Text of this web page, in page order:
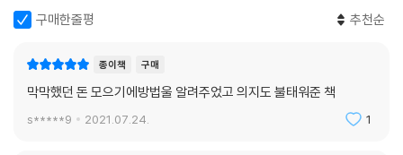
구매한줄평 추천순
종이책 구매
막막했던 돈 모으기에방법울 알려주었고 의지도 불태워준 책
s*****9 2021.07.24. 1